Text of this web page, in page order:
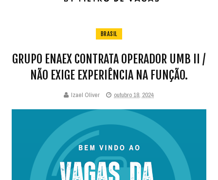
BRASIL
GRUPO ENAEX CONTRATA OPERADOR UMB II /
NÃO EXIGE EXPERIÊNCIA NA FUNÇÃO.
Izael Oliver outubro 18, 2024